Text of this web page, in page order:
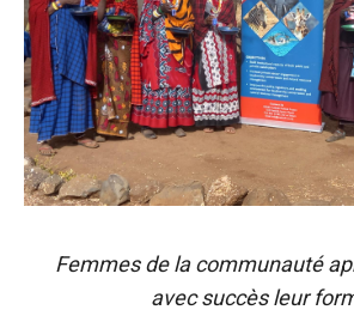
Femmes de la communauté
avec succès leur